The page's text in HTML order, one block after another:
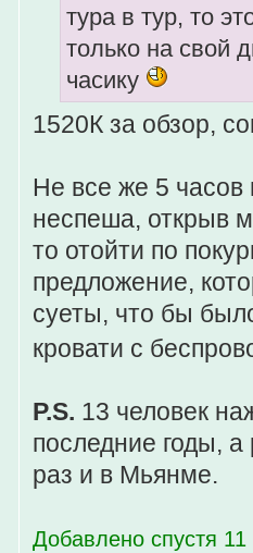
тура в тур, то
только на свой
часику
1520К за обзор,
Не все же 5
неспеша, открыв
то отойти по
предложение,
суеты, что бы
кровати с
P.S. 13 человек
последние годы,
раз и в Мьянме.
Добавлено спустя